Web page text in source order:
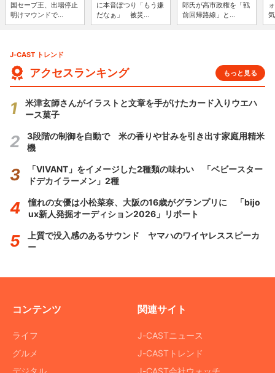
国セーブ王、出場停止
明けマウンドで...
に本音ぽつり「もう嫌
だなぁ」 被災...
郎氏が高市政権を「戦
前回帰路線」と...
J-CAST トレンド
アクセスランキング もっと見る
米津玄師さんがイラストと文章を手がけたカード入りウエハ
ース菓子
3段階の制御を自動で 米の香りや甘みを引き出す家庭用精米
機
「VIVANT」をイメージした2種類の味わい 「ベビースター
ドデカイラーメン」2種
憧れの女優は小松菜奈、大阪の16歳がグランプリに 「bijo
ux新人発掘オーディション2026」リポート
上質で没入感のあるサウンド ヤマハのワイヤレススピーカ
ー
コンテンツ
ライフ
グルメ
デジタル
関連サイト
J-CASTニュース
J-CASTトレンド
J-CAST会社ウォッチ